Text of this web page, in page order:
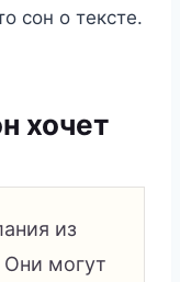
сон о тексте.
хочет
из
Они могут